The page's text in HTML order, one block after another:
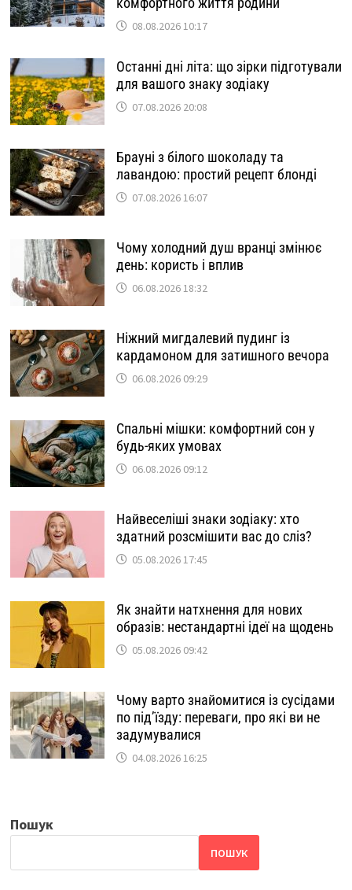
08.08.2026 10:17
Останні дні літа: що зірки підготували
для вашого знаку зодіаку
07.08.2026 20:08
Брауні з білого шоколаду та
лавандою: простий рецепт блонді
07.08.2026 16:07
Чому холодний душ вранці змінює
день: користь і вплив
06.08.2026 18:32
Ніжний мигдалевий пудинг із
кардамоном для затишного вечора
06.08.2026 09:29
Спальні мішки: комфортний сон у
будь-яких умовах
06.08.2026 09:12
Найвеселіші знаки зодіаку: хто
здатний розсмішити вас до сліз?
05.08.2026 17:45
Як знайти натхнення для нових
образів: нестандартні ідеї на щодень
05.08.2026 09:42
Чому варто знайомитися із сусідами
по під’їзду: переваги, про які ви не
задумувалися
04.08.2026 16:25
Пошук
ПОШУК